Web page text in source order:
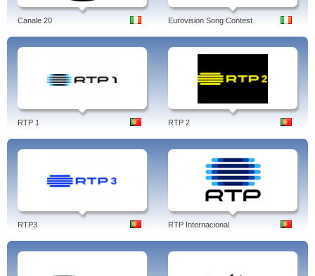
Canale 20 Eurovision Song Contest
RTP 1 RTP 2
RTP3 RTP Internacional